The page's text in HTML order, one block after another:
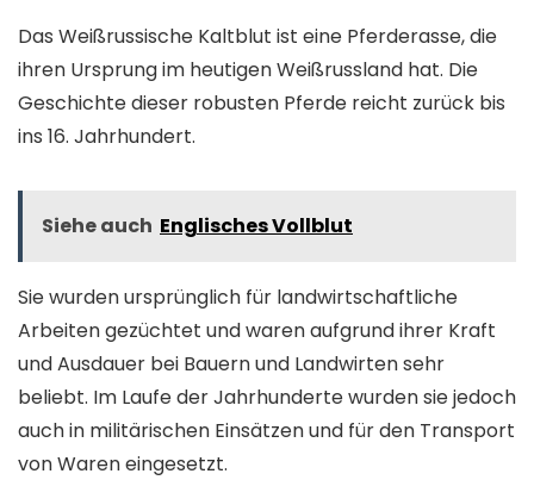
Das Weißrussische Kaltblut ist eine Pferderasse, die
ihren Ursprung im heutigen Weißrussland hat. Die
Geschichte dieser robusten Pferde reicht zurück bis
ins 16. Jahrhundert.
Siehe auch Englisches Vollblut
Sie wurden ursprünglich für landwirtschaftliche
Arbeiten gezüchtet und waren aufgrund ihrer Kraft
und Ausdauer bei Bauern und Landwirten sehr
beliebt. Im Laufe der Jahrhunderte wurden sie jedoch
auch in militärischen Einsätzen und für den Transport
von Waren eingesetzt.